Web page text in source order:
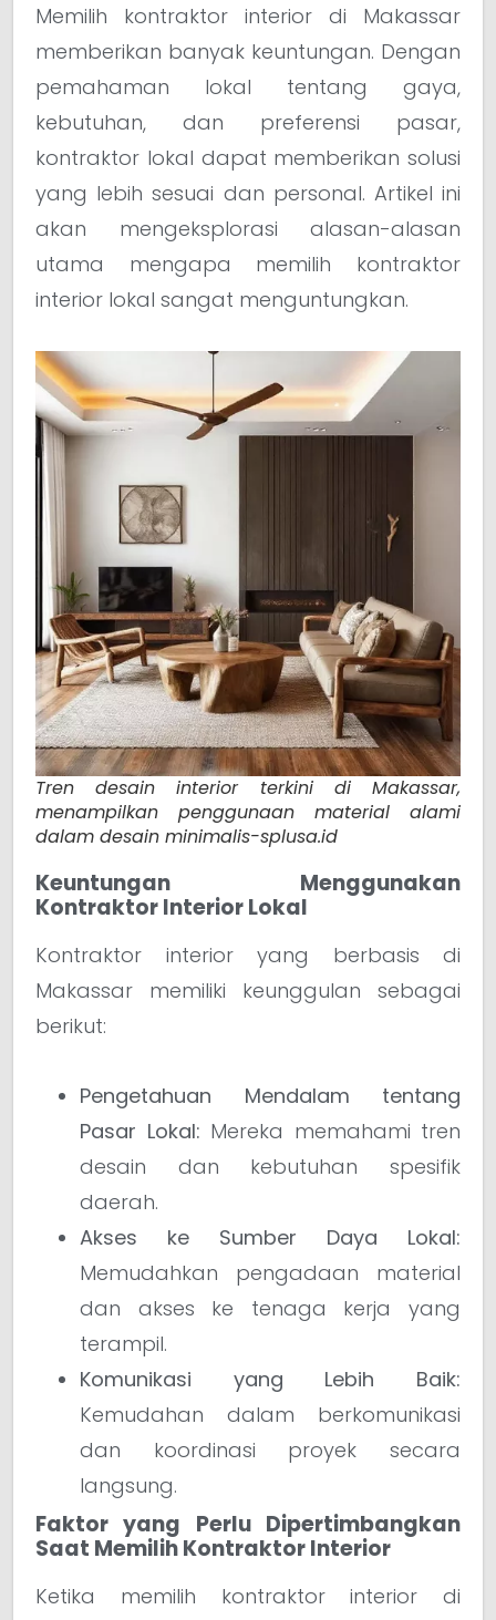
Memilih kontraktor interior di Makassar
memberikan banyak keuntungan. Dengan
pemahaman lokal tentang gaya,
kebutuhan, dan preferensi pasar,
kontraktor lokal dapat memberikan solusi
yang lebih sesuai dan personal. Artikel ini
akan mengeksplorasi alasan-alasan
utama mengapa memilih kontraktor
interior lokal sangat menguntungkan.
Tren desain interior terkini di Makassar,
menampilkan penggunaan material alami
dalam desain minimalis-splusa.id
Keuntungan Menggunakan
Kontraktor Interior Lokal
Kontraktor interior yang berbasis di
Makassar memiliki keunggulan sebagai
berikut:
Pengetahuan Mendalam tentang
Pasar Lokal: Mereka memahami tren
desain dan kebutuhan spesifik
daerah.
Akses ke Sumber Daya Lokal:
Memudahkan pengadaan material
dan akses ke tenaga kerja yang
terampil.
Komunikasi yang Lebih Baik:
Kemudahan dalam berkomunikasi
dan koordinasi proyek secara
langsung.
Faktor yang Perlu Dipertimbangkan
Saat Memilih Kontraktor Interior
Ketika memilih kontraktor interior di